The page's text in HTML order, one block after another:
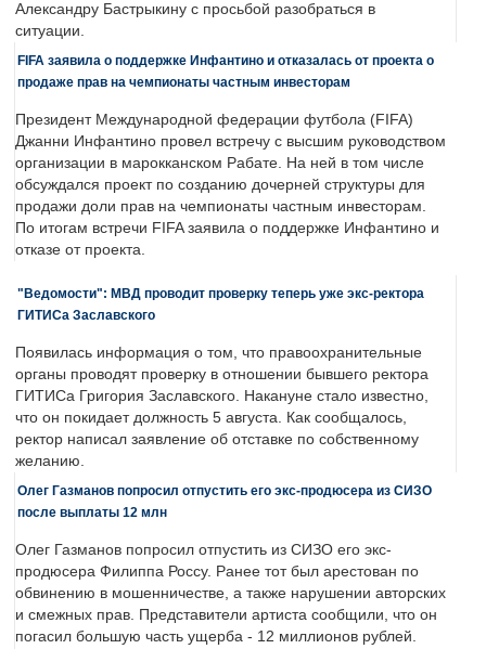
Александру Бастрыкину с просьбой разобраться в
ситуации.
FIFA заявила о поддержке Инфантино и отказалась от проекта о
продаже прав на чемпионаты частным инвесторам
Президент Международной федерации футбола (FIFA)
Джанни Инфантино провел встречу с высшим руководством
организации в марокканском Рабате. На ней в том числе
обсуждался проект по созданию дочерней структуры для
продажи доли прав на чемпионаты частным инвесторам.
По итогам встречи FIFA заявила о поддержке Инфантино и
отказе от проекта.
"Ведомости": МВД проводит проверку теперь уже экс-ректора
ГИТИСа Заславского
Появилась информация о том, что правоохранительные
органы проводят проверку в отношении бывшего ректора
ГИТИСа Григория Заславского. Накануне стало известно,
что он покидает должность 5 августа. Как сообщалось,
ректор написал заявление об отставке по собственному
желанию.
Олег Газманов попросил отпустить его экс-продюсера из СИЗО
после выплаты 12 млн
Олег Газманов попросил отпустить из СИЗО его экс-
продюсера Филиппа Россу. Ранее тот был арестован по
обвинению в мошенничестве, а также нарушении авторских
и смежных прав. Представители артиста сообщили, что он
погасил большую часть ущерба - 12 миллионов рублей.